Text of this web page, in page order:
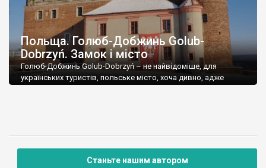
Польща. Голюб-Добжинь Golub-
Dobrzyń. Замок і місто
Голюб-Добжинь Golub-Dobrzyń – не найвідоміше, для
українських туристів, польське місто, хоча дивно, адже
берегах річки Дрвенца, у […]
Станьте нашим автором